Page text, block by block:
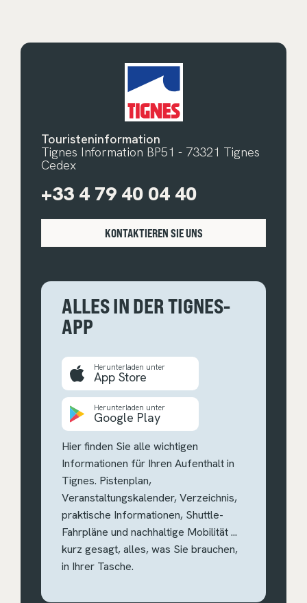
Touristeninformation
Tignes Information BP51 - 73321 Tignes
Cedex
+33 4 79 40 04 40
KONTAKTIEREN SIE UNS
ALLES IN DER TIGNES-
APP
Herunterladen unter
App Store
Herunterladen unter
Google Play
Hier finden Sie alle wichtigen
Informationen für Ihren Aufenthalt in
Tignes. Pistenplan,
Veranstaltungskalender, Verzeichnis,
praktische Informationen, Shuttle-
Fahrpläne und nachhaltige Mobilität ...
kurz gesagt, alles, was Sie brauchen,
in Ihrer Tasche.